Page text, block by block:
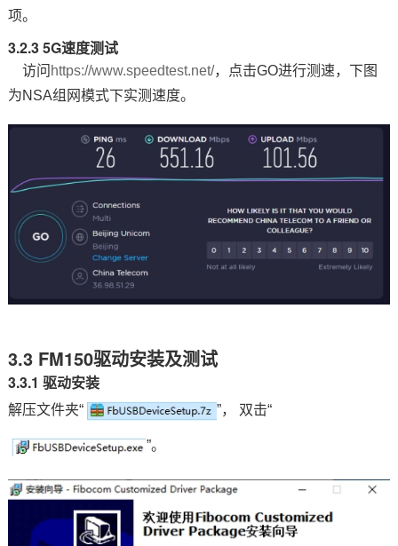
项。
3.2.3 5G速度测试
访问 https://www.speedtest.net/，点击GO进行测速，下图
为NSA组网模式下实测速度。
3.3 FM150驱动安装及测试
3.3.1 驱动安装
解压文件夹“ ”， 双击“
”。